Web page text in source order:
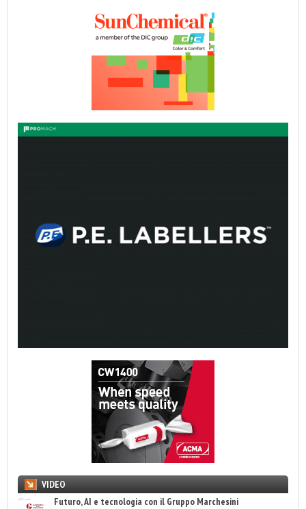
VIDEO
Futuro, AI e tecnologia con il Gruppo Marchesini